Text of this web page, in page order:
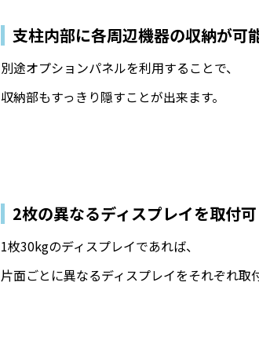
支柱内部に各周辺機器の収納が可
別途オプションパネルを利用することで、
収納部もすっきり隠すことが出来ます。
2枚の異なるディスプレイを取付可
1枚30kgのディスプレイであれば、
片面ごとに異なるディスプレイをそれぞれ取